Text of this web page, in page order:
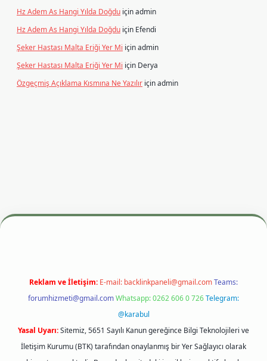
Hz Adem As Hangi Yılda Doğdu içinadmin
Hz Adem As Hangi Yılda Doğdu için Efendi
Şeker Hastası Malta Eriği Yer Mi içinadmin
Şeker Hastası Malta Eriği Yer Mi için Derya
Özgeçmiş Açıklama Kısmına Ne Yazılır içinadmin
betexper.xyzm elexbet
Reklam ve İletişim: E-mail: backlinkpaneli@gmail.comTeams:
forumhizmeti@gmail.comWhatsapp: 0262 606 0 726Telegram:
@karabul
Yasal Uyarı:Sitemiz, 5651 Sayılı Kanun gereğince Bilgi Teknolojileri ve
İletişim Kurumu (BTK) tarafından onaylanmış bir Yer Sağlayıcı olarak